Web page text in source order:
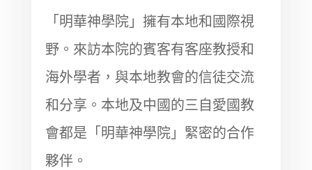
「明華神學院」擁有本地和國際視
野。來訪本院的賓客有客座教授和
海外學者，與本地教會的信徒交流
和分享。本地及中國的三自愛國教
會都是「明華神學院」緊密的合作
夥伴。